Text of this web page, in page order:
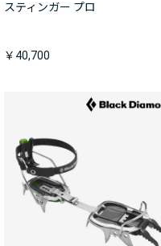
スティンガー プロ
￥40,700